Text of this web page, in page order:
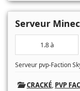
Serveur
1.8 à
Serveur pvp-Faction
CRACKÉ, PVP